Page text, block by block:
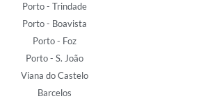
Porto - Trindade
Porto - Boavista
Porto - Foz
Porto - S. João
Viana do Castelo
Barcelos